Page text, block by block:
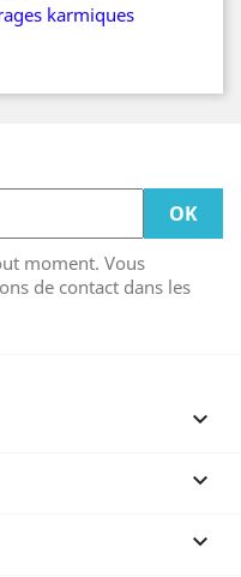
karmiques
moment. Vous
de contact dans les


